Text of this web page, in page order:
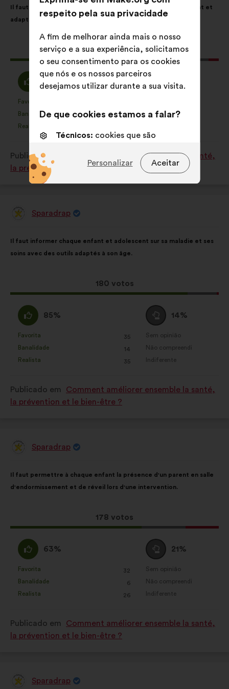
da
proposta:
Il faut créer dans tous les hôpitaux un environnement rassurant et
adapté aux enfants.
Esta
proposta
recebeu:
179 votos
repartição
é
seguinte:
Concordo
:
82%
em:
Favorita
:vezes
Banalidade
: 19
vezes
Realista
:vezes
Voto
neutro
13%
foi
em:
Não compreendi
vezes
Publicado em
Comment améliorer ensemble la santé,
la prévention et le bien-être ?
PropostaSparadrap
da
proposta:
Il faut informer chaque enfant et adolescent sur sa maladie et ses
soins avec des outils adaptés à son âge.
Esta
proposta
180 votos
repartição
é
Concordo
:
85%
em:
Favorita
: 35
vezes
Banalidade
: 14
vezes
Realista
: 35
vezes
Voto
neutro
:
14%
em:
Sem opinião
:vezes
Não compreendi
:vezes
Indiferente
:vezes
Publicado em
Comment améliorer ensemble la santé,
la prévention et le bien-être ?
PropostaSparadrap
da
proposta:
Il faut permettre à chaque enfant la présence d'un parent en salle
d'endormissement et de réveil lors d'une intervention.
Esta
proposta
178 votos
repartição
é
Concordo
:
63%
em:
Favorita
: 32
vezes
Banalidade
: 6
vezes
Realista
: 26
vezes
Voto
neutro
:
21%
em:
Sem opinião
:vezes
Não compreendi
:vezes
Indiferente
:vezes
Publicado em
Comment améliorer ensemble la santé,
la prévention et le bien-être ?
PropostaSparadrap
respeito pela sua privacidade
A fim de melhorar ainda mais o nosso
serviço e a sua experiência, solicitamos
o seu consentimento para os cookies
que nós e os nossos parceiros
desejamos utilizar durante a sua visita.
De que cookies estamos a falar?
Técnicos: cookies que são
do sitio Internet
Estatísticos:
consultas aos cidadãos de uma
forma agregada
ajudar a maximizar o nosso
Aceitar
Personalizar